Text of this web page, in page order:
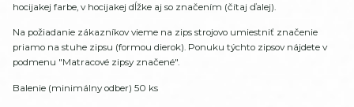
hocijakej farbe, v hocijakej dĺžke aj so značením (čítaj ďalej).
Na požiadanie zákazníkov vieme na zips strojovo umiestniť značenie
priamo na stuhe zipsu (formou dierok). Ponuku týchto zipsov nájdete v
podmenu "Matracové zipsy značené".
Balenie (minimálny odber) 50 ks